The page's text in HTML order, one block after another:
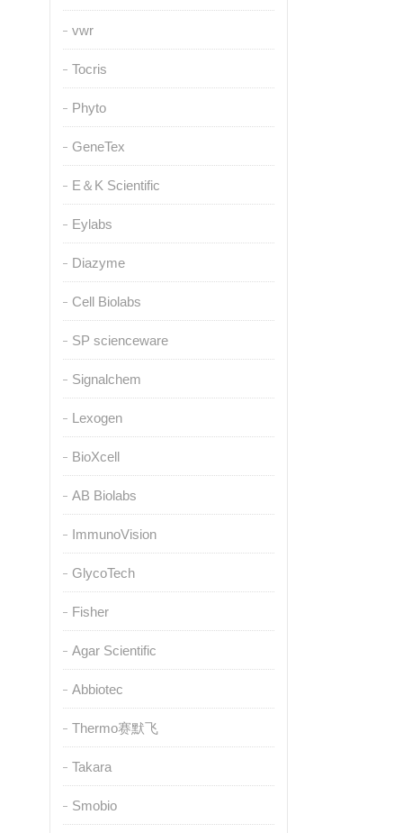
vwr
Tocris
Phyto
GeneTex
E＆K Scientific
Eylabs
Diazyme
Cell Biolabs
SP scienceware
Signalchem
Lexogen
BioXcell
AB Biolabs
ImmunoVision
GlycoTech
Fisher
Agar Scientific
Abbiotec
Thermo赛默飞
Takara
Smobio